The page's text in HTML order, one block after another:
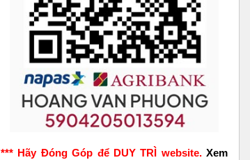
*** Hãy Đóng Góp để DUY TRÌ website. Xem